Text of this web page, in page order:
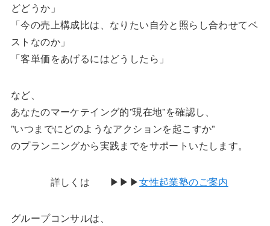
どどうか」
「今の売上構成比は、なりたい自分と照らし合わせてベ
ストなのか」
「客単価をあげるにはどうしたら」
など、
あなたのマーケテイング的”現在地”を確認し、
”いつまでにどのようなアクションを起こすか”
のプランニングから実践までをサポートいたします。
詳しくは ▶▶▶女性起業塾のご案内
グループコンサルは、